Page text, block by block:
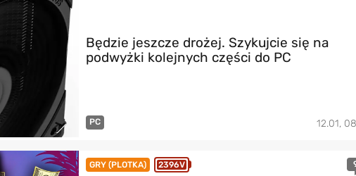
Będzie jeszcze drożej. Szykujcie się na
podwyżki kolejnych części do PC
PC 12.01,
GRY (PLOTKA) 2396V